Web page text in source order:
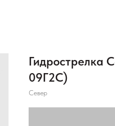
Гидрострелка
09Г2С)
Север